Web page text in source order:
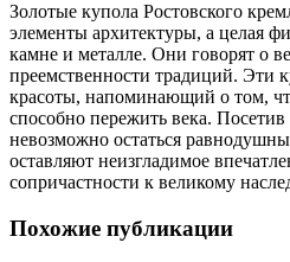
Золотые купола Ростовского
элементы архитектуры, а целая
камне и металле. Они говорят о
преемственности традиций. Эти
красоты, напоминающий о том,
способно пережить века.
невозможно остаться
оставляют неизгладимое
сопричастности к великому
Похожие публикации